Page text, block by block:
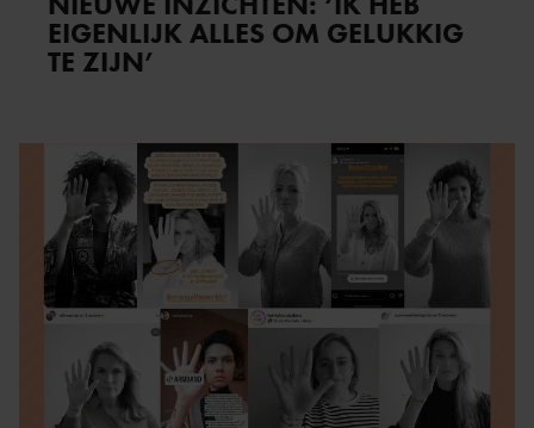
EIGENLIJK ALLES OM GELUKKIG
TE ZIJN’